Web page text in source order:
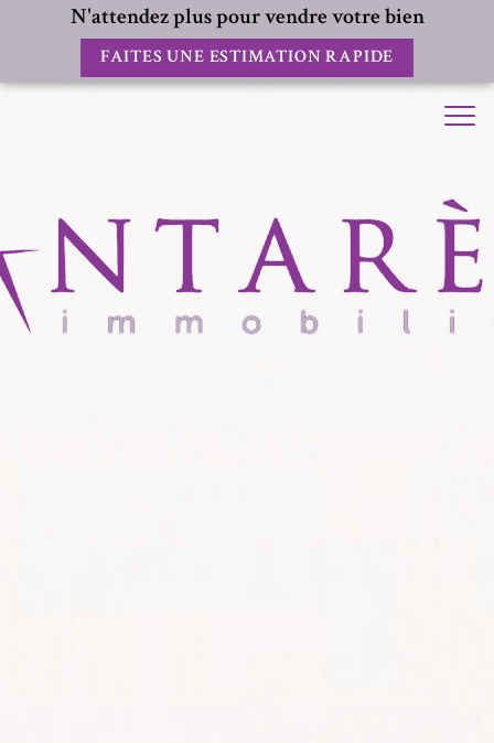
N'attendez plus pour vendre votre bien
FAITES UNE ESTIMATION RAPIDE